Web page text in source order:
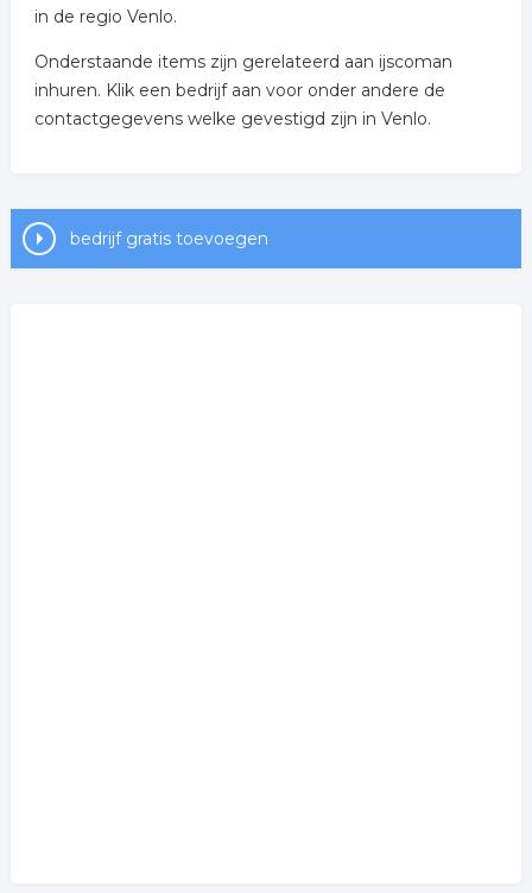
in de regio Venlo.
Onderstaande items zijn gerelateerd aan ijscoman
inhuren. Klik een bedrijf aan voor onder andere de
contactgegevens welke gevestigd zijn in Venlo.
bedrijf gratis toevoegen